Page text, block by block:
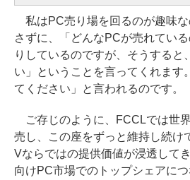
私はPC売り場を回るのが趣味
さずに、「どんなPCが売れてい
りしているのですが、そうすると
い」ということを言ってくれます
てください」と言われるのです。
ご存じのように、FCCLでは世
売し、この座をずっと維持し続け
Vならではの提供価値が浸透して
向けPC市場でのトップシェアに